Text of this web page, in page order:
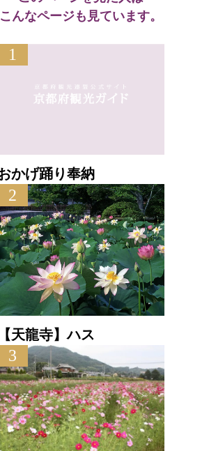
こんなページも見ています。
1
かげ踊り奉納
2
【天龍寺】ハス
3